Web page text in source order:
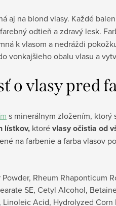
aj na blond vlasy. Každé
odtieň a zdravý lesk.
k vlasom a nedráždi
vonkajšieho obalu vlasu a
o vlasy pred
s minerálnym zložením, ktorý
lístkov, ktorévlasy očistia od
na farbenie a farba vlasov
Rheum Rhaponticum
SE, Cetyl Alcohol,
Acid, Hydrolyzed